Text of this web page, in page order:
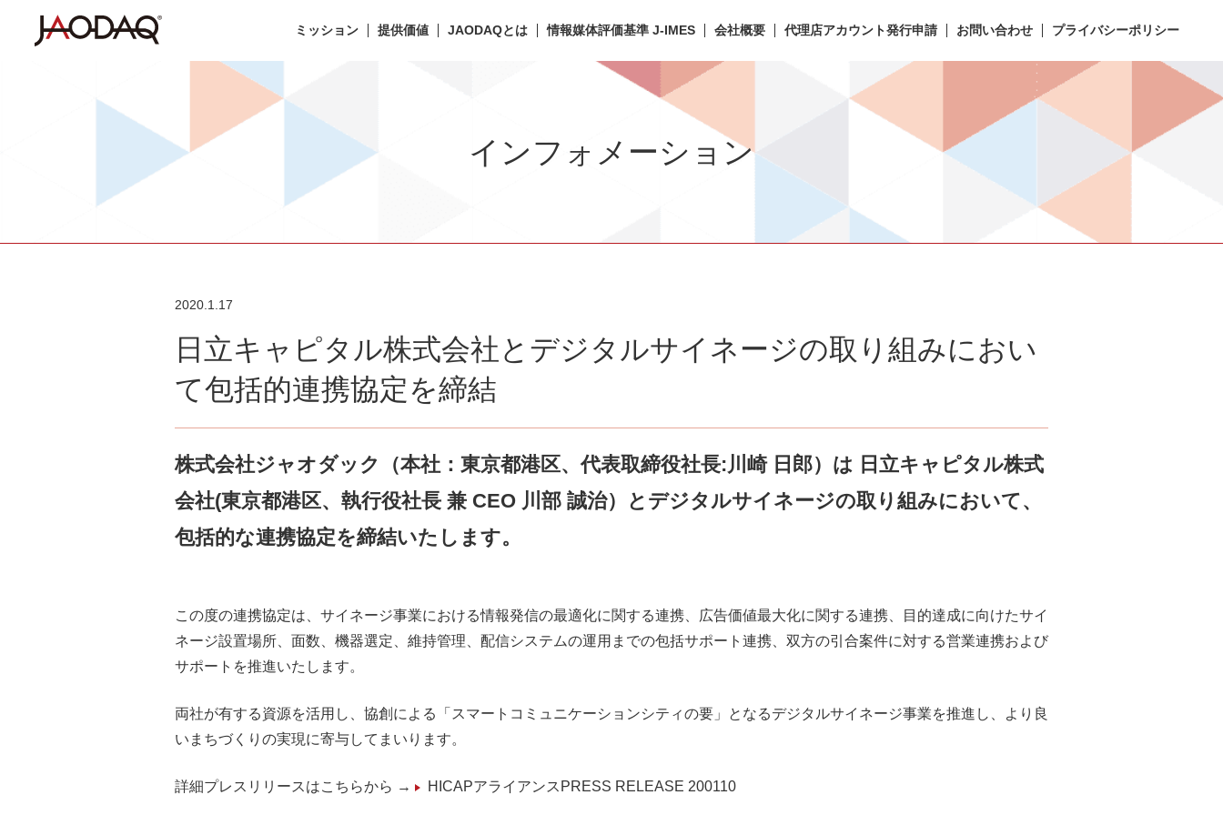
ミッション 提供価値 JAODAQとは 情報媒体評価基準 J-IMES 会社概要 代理店アカウント発行申請 お問い合わせ プライバシーポリシー
インフォメーション
2020.1.17
日立キャピタル株式会社とデジタルサイネージの取り組みにおい
て包括的連携協定を締結
株式会社ジャオダック（本社：東京都港区、代表取締役社長:川崎 日郎）は 日立キャピタル株式
会社(東京都港区、執行役社長 兼 CEO 川部 誠治）とデジタルサイネージの取り組みにおいて、
包括的な連携協定を締結いたします。
この度の連携協定は、サイネージ事業における情報発信の最適化に関する連携、広告価値最大化に関する連携、目的達成に向けたサイ
ネージ設置場所、面数、機器選定、維持管理、配信システムの運用までの包括サポート連携、双方の引合案件に対する営業連携および
サポートを推進いたします。
両社が有する資源を活用し、協創による「スマートコミュニケーションシティの要」となるデジタルサイネージ事業を推進し、より良
いまちづくりの実現に寄与してまいります。
詳細プレスリリースはこちらから → HICAPアライアンスPRESS RELEASE 200110